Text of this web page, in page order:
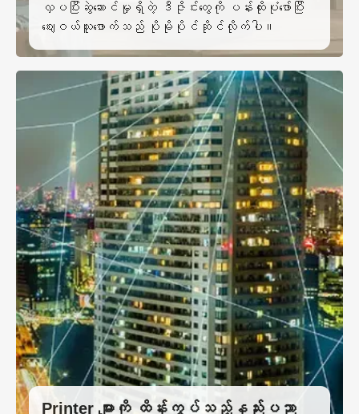
လှပပြီးဆွဲဆောင်မှုရှိတဲ့ ဒီဇိုင်းတွေကို ပန်းထိုးပုံဖော်ပြီး
ဈေးဝယ်သူဖောက်သည် ပိုမိုပိုင်ဆိုင်လိုက်ပါ။
Printer များကို ထိန်းကွပ်သည့်နည်းပညာ